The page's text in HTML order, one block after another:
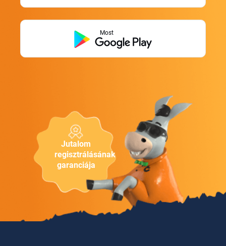
Jutalom
regisztrálásának
garanciája
Most